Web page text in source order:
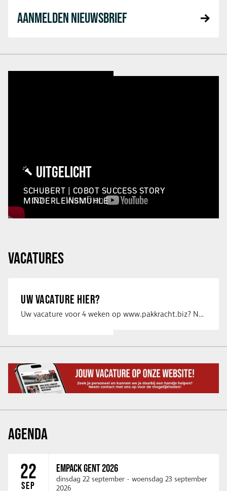
AANMELDEN NIEUWSBRIEF
UITGELICHT
SCHUBERT | COBOT SUCCESS STORY
MINDERLEINSMÜHLE
VACATURES
UW VACATURE HIER?
Uw vacature voor 4 weken op www.pakkracht.biz? Neem dan contact op met Yannick van …
AGENDA
22
SEP
EMPACK GENT 2026
dinsdag 22 september - woensdag 23 september
2026